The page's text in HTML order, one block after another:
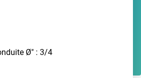
Ø" : 3/4